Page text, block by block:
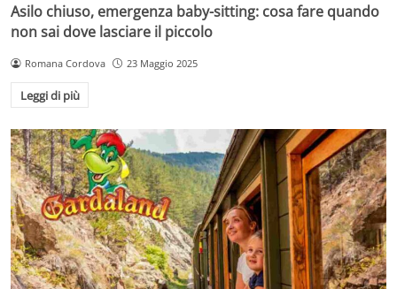
Asilo chiuso, emergenza baby-sitting: cosa fare quando
non sai dove lasciare il piccolo
Romana Cordova 23 Maggio 2025
Leggi di più